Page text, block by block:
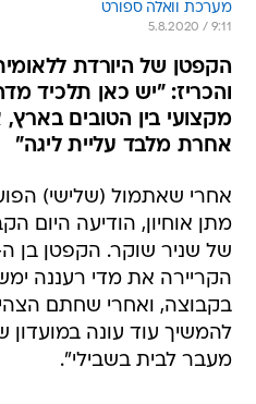
מערכת וואלה ספורט
5.8.2020 / 9:11
הקפטן של היורדת
והכריז: "יש כאן תלכיד
מקצועי בין הטובים בארץ,
אחרת מלבד עליית ליגה"
אחרי שאתמול (שלישי)
מתן אוחיון, הודיעה היום
בקבוצה, ואחרי שחתם
להמשיך עוד עונה במועדון
מעבר לבית בשבילי".